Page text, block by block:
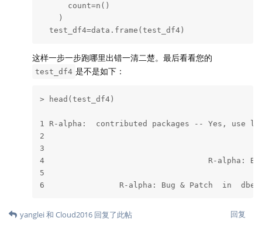
      count=n()
    )
  test_df4=data.frame(test_df4)
这样一步一步跑哪里出错一清二楚。最后看看您的
test_df4 是不是如下：
> head(test_df4)
1 R-alpha:  contributed packages -- Yes,
2                                                   R-
3                                               R-alpha:
4                                   R-alpha: Be nice
5                                               R-
6                R-alpha: Bug & Patch  in
回复
yanglei和 Cloud2016 回复了此帖